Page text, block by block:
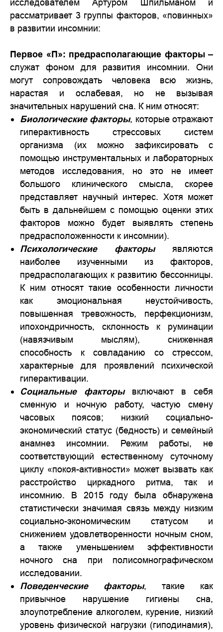
исследователем Артуром Шпильманом и
рассматривает 3 группы факторов, «повинных»
в развитии инсомнии:
Первое «П»: предрасполагающие факторы–
служат фоном для развития инсомнии. Они
могут сопровождать человека всю жизнь,
нарастая и ослабевая, но не вызывая
значительных нарушений сна. К ним относят:
Биологические факторы, которые отражают
гиперактивность стрессовых систем
организма (их можно зафиксировать с
помощью инструментальных и лабораторных
методов исследования, но это не имеет
большого клинического смысла, скорее
представляет научный интерес. Хотя может
быть в дальнейшем с помощью оценки этих
факторов можно будет выявлять степень
предрасположенности к инсомнии).
Психологические факторыявляются
наиболее изученными из факторов,
предрасполагающих к развитию бессонницы.
К ним относят такие особенности личности
как эмоциональная неустойчивость,
повышенная тревожность, перфекционизм,
ипохондричность, склонность к руминации
(навязчивым мыслям), сниженная
способность к совладанию со стрессом,
характерные для проявлений психической
гиперактивации.
Социальные факторывключают в себя
сменную и ночную работу, частую смену
часовых поясов; низкий социально-
экономический статус (бедность) и семейный
анамнез инсомнии. Режим работы, не
соответствующий естественному суточному
циклу «покоя-активности» может вызвать как
расстройство циркадного ритма, так и
инсомнию. В 2015 году была обнаружена
статистически значимая связь между низким
социально-экономическим статусом и
снижением удовлетворенности ночным сном,
а также уменьшением эффективности
ночного сна при полисомнографическом
исследовании.
Поведенческие факторы, такие как
привычное нарушение гигиены сна,
злоупотребление алкоголем, курение, низкий
уровень физической нагрузки (гиподинамия),